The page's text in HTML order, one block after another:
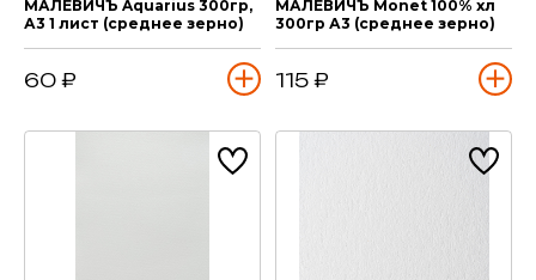
МАЛЕВИЧЪ Aquarius 300гр,
А3 1 лист (среднее зерно)
60 ₽
МАЛЕВИЧЪ Monet 100% хл
300гр А3 (среднее зерно)
115 ₽